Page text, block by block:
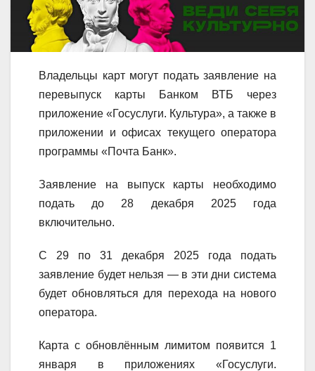
Владельцы карт могут подать заявление на
перевыпуск карты Банком ВТБ через
приложение «Госуслуги. Культура», а также в
приложении и офисах текущего оператора
программы «Почта Банк».
Заявление на выпуск карты необходимо
подать до 28 декабря 2025 года
включительно.
С 29 по 31 декабря 2025 года подать
заявление будет нельзя — в эти дни система
будет обновляться для перехода на нового
оператора.
Карта с обновлённым лимитом появится 1
января в приложениях «Госуслуги.